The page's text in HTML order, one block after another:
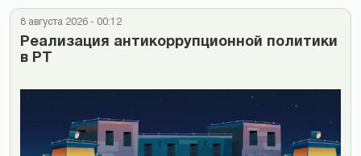
8 августа 2026 - 00:12
Реализация антикоррупционной политики
в РТ